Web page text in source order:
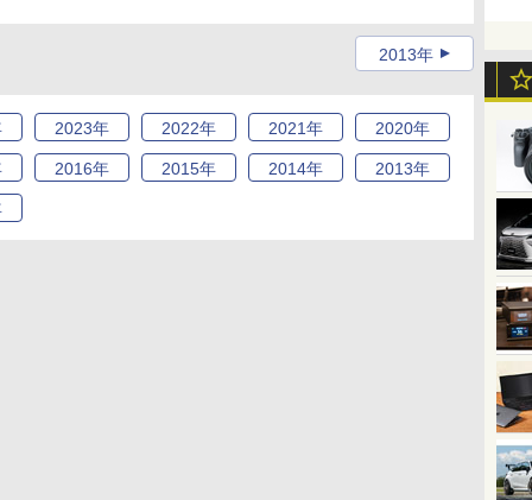
2013年
2023年 2022年 2021年 2020年
2016年 2015年 2014年 2013年